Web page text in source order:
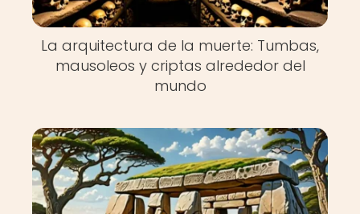
La arquitectura de la muerte: Tumbas,
mausoleos y criptas alrededor del
mundo